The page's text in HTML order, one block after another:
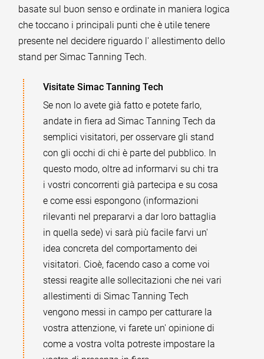
basate sul buon senso e ordinate in maniera logica
che toccano i principali punti che è utile tenere
presente nel decidere riguardo l' allestimento dello
stand per Simac Tanning Tech.
Visitate Simac Tanning Tech
Se non lo avete già fatto e potete farlo,
andate in fiera ad Simac Tanning Tech da
semplici visitatori, per osservare gli stand
con gli occhi di chi è parte del pubblico. In
questo modo, oltre ad informarvi su chi tra
i vostri concorrenti già partecipa e su cosa
e come essi espongono (informazioni
rilevanti nel prepararvi a dar loro battaglia
in quella sede) vi sarà più facile farvi un'
idea concreta del comportamento dei
visitatori. Cioè, facendo caso a come voi
stessi reagite alle sollecitazioni che nei vari
allestimenti di Simac Tanning Tech
vengono messi in campo per catturare la
vostra attenzione, vi farete un' opinione di
come a vostra volta potreste impostare la